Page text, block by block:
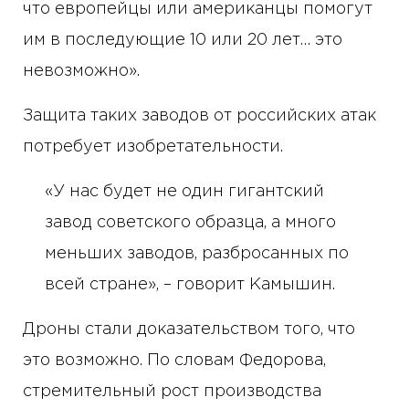
что европейцы или американцы помогут
им в последующие 10 или 20 лет… это
невозможно».
Защита таких заводов от российских атак
потребует изобретательности.
«У нас будет не один гигантский
завод советского образца, а много
меньших заводов, разбросанных по
всей стране», – говорит Камышин.
Дроны стали доказательством того, что
это возможно. По словам Федорова,
стремительный рост производства